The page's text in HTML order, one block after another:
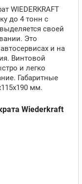
WIEDERKRAFT
до 4 тонн с
своей
Это
и на
Винтовой
и легко
Габаритные
мм.
Wiederkraft